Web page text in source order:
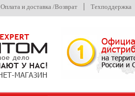
Оплата и доставка /Возврат Техподдержка